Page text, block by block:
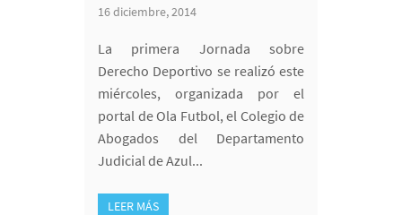
16 diciembre, 2014
La primera Jornada sobre
Derecho Deportivo se realizó este
miércoles, organizada por el
portal de Ola Futbol, el Colegio de
Abogados del Departamento
Judicial de Azul...
LEER MÁS